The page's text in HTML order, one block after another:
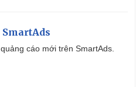
cáo mới trên SmartAds.